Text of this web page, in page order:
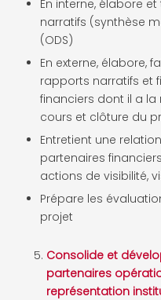
En interne, élabore
narratifs (synthèse
(ODS)
En externe, élabore,
rapports narratifs et
financiers dont il a
cours et clôture du
Entretient une
partenaires
actions de visibilité,
Prépare les
projet
Consolide et
partenaires
représentation